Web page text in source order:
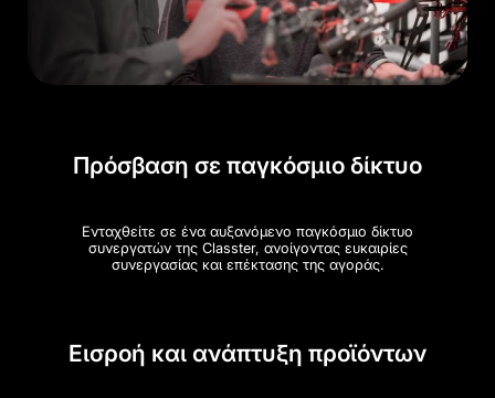
Πρόσβαση σε παγκόσμιο δίκτυο
Ενταχθείτε σε ένα αυξανόμενο παγκόσμιο δίκτυο
συνεργατών της Classter, ανοίγοντας ευκαιρίες
συνεργασίας και επέκτασης της αγοράς.
Εισροή και ανάπτυξη προϊόντων